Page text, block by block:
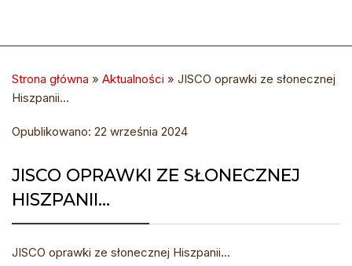
Strona główna » Aktualności » JISCO oprawki ze słonecznej
Hiszpanii…
Opublikowano: 22 września 2024
JISCO OPRAWKI ZE SŁONECZNEJ
HISZPANII…
JISCO oprawki ze słonecznej Hiszpanii…